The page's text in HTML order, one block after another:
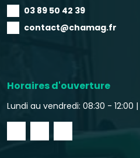
03 89 50 42 39
contact@chamag.fr
Horaires d'ouverture
Lundi au vendredi: 08:30 - 12:00 |